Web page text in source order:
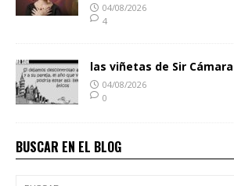
04/08/2026
4
las viñetas de Sir Cámara
04/08/2026
0
BUSCAR EN EL BLOG